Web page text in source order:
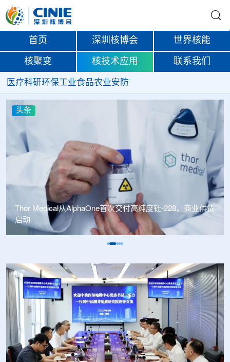
首页 深圳核博会 世界核能
核聚变 核技术应用 联系我们
医疗科研环保工业食品农业安防
头条
中广核达胜携手浙江嘉广束 打造国内首套全自主电子束固
化卷钢涂装产业链